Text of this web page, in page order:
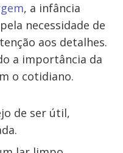
, a infância
necessidade de
aos detalhes.
a importância da
o cotidiano.
de ser útil,